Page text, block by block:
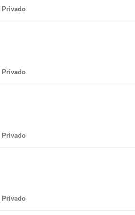
Privado
Privado
Privado
Privado